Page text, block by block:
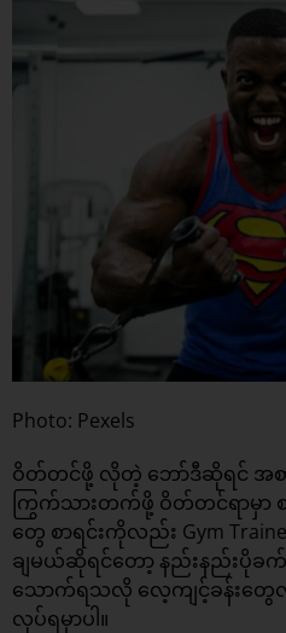
Photo: Pexels
ဝိတ်တင်ဖို့ လိုတဲ့ ဘော်ဒီဆိုရင် အစာ
ကြွက်သားတက်ဖို့ ဝိတ်တင်ရာမှာ
တွေ စာရင်းကိုလည်း Gym
ချမယ်ဆိုရင်တော့ နည်းနည်းပိုခ
သောက်ရသလို လေ့ကျင့်ခန်းတွေလည်
လုပ်ရမှာပါ။